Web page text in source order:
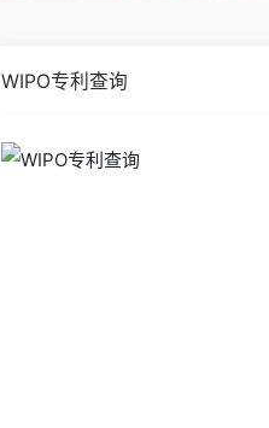
WIPO专利查询